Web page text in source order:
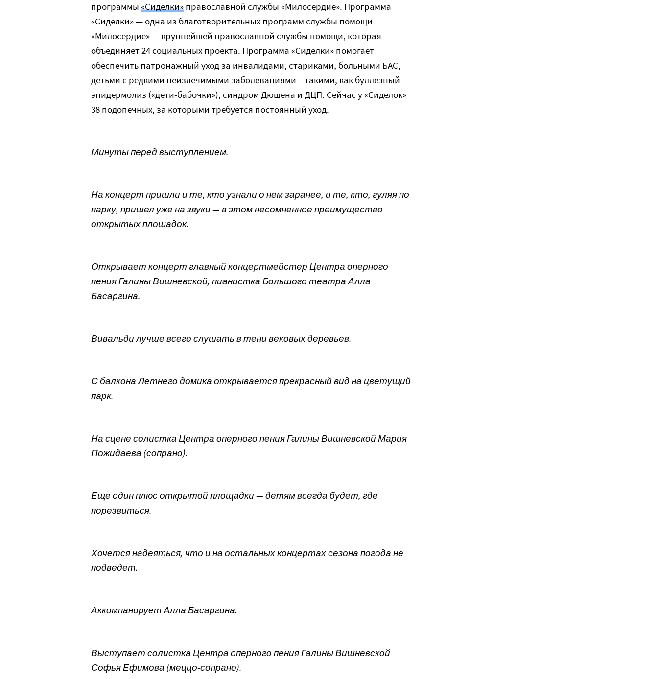
программы «Сиделки» православной службы «Милосердие». Программа
«Сиделки» — одна из благотворительных программ службы помощи
«Милосердие» — крупнейшей православной службы помощи, которая
объединяет 24 социальных проекта. Программа «Сиделки» помогает
обеспечить патронажный уход за инвалидами, стариками, больными БАС,
детьми с редкими неизлечимыми заболеваниями – такими, как буллезный
эпидермолиз («дети-бабочки»), синдром Дюшена и ДЦП. Сейчас у «Сиделок»
38 подопечных, за которыми требуется постоянный уход.
Минуты перед выступлением.
На концерт пришли и те, кто узнали о нем заранее, и те, кто, гуляя по
парку, пришел уже на звуки — в этом несомненное преимущество
открытых площадок.
Открывает концерт главный концертмейстер Центра оперного
пения Галины Вишневской, пианистка Большого театра Алла
Басаргина.
Вивальди лучше всего слушать в тени вековых деревьев.
С балкона Летнего домика открывается прекрасный вид на цветущий
парк.
На сцене солистка Центра оперного пения Галины Вишневской Мария
Пожидаева (сопрано).
Еще один плюс открытой площадки — детям всегда будет, где
порезвиться.
Хочется надеяться, что и на остальных концертах сезона погода не
подведет.
Аккомпанирует Алла Басаргина.
Выступает солистка Центра оперного пения Галины Вишневской
Софья Ефимова (меццо-сопрано).